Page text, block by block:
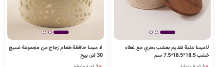
لاميسا علبة تقديم بعشب بحري مع غطاء
خشب 18.5*18.5*7.5 سم
لا ميسا حافظة طعام زجاج من مجموعة نسيج
30 لتر، بيج